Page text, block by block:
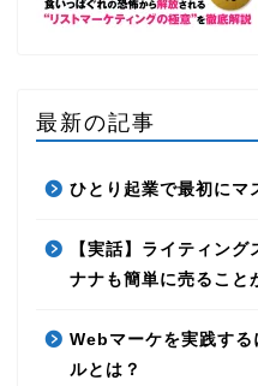
最新の記事
ひとり起業で最初にマ
【実話】ライティン
ナナも簡単に売ること
Webマーケを実践する
ルとは？